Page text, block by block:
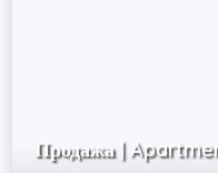
Продажа |